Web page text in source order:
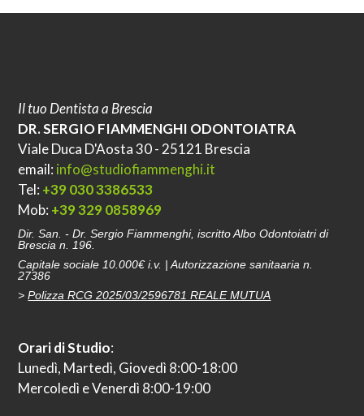
Il tuo Dentista a Brescia
DR. SERGIO FIAMMENGHI ODONTOIATRA
Viale Duca D'Aosta 30 - 25121 Brescia
email: info@studiofiammenghi.it
Tel: +39 030 3386533
Mob: +39 329 0858969
Dir. San. - Dr. Sergio Fiammenghi, iscritto Albo Odontoiatri di
Brescia n. 196.
Capitale sociale 10.000€ i.v. | Autorizzazione sanitaaria n.
27386
>Polizza RCG 2025/03/2596781 REALE MUTUA
Orari di Studio:
Lunedì, Martedì, Giovedì 8:00-18:00
Mercoledì e Venerdì 8:00-19:00